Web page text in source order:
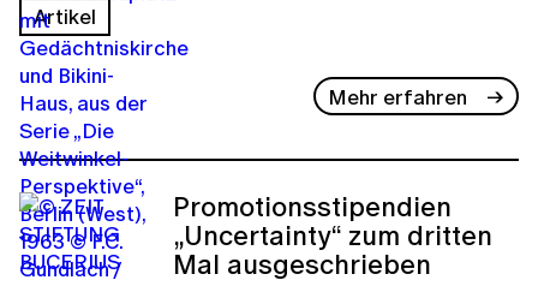
Artikel
Mehr erfahren
Promotionsstipendien
„Uncertainty“ zum dritten
Mal ausgeschrieben